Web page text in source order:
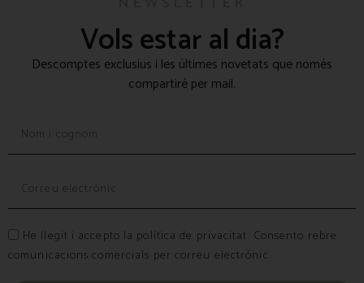
Vols estar al dia?
Descomptes exclusius i les últimes novetats que només
compartiré per mail.
He llegit i accepto la política de privacitat. Consento rebre
comunicacions comercials per correu electrònic.